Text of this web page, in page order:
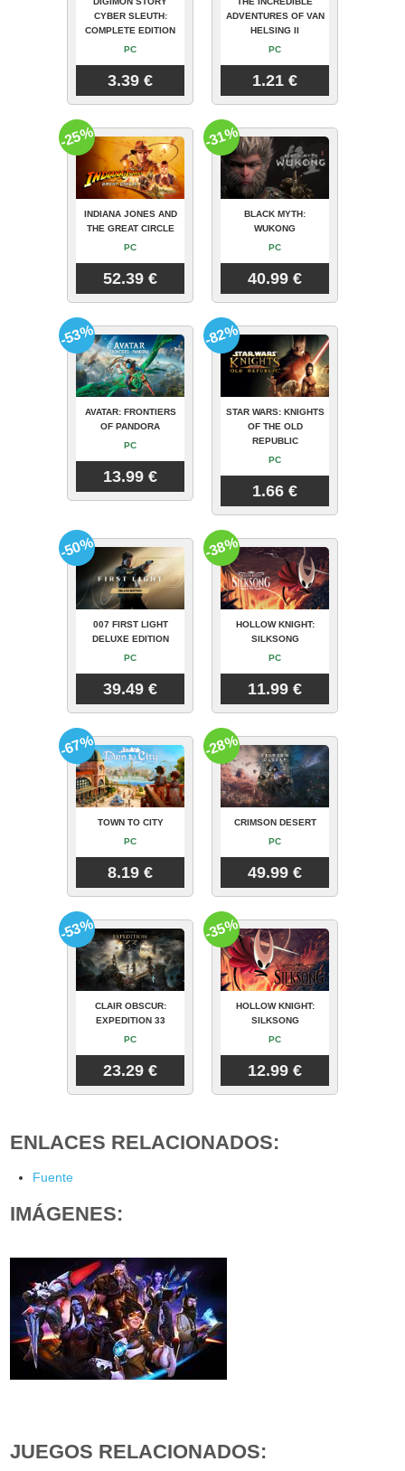
CYBER SLEUTH:
COMPLETE EDITION
PC
3.39 €
ADVENTURES OF VAN
HELSING II
PC
1.21 €
INDIANA JONES AND
THE GREAT CIRCLE
PC
52.39 €
-25%
BLACK MYTH:
WUKONG
PC
40.99 €
-31%
AVATAR: FRONTIERS
OF PANDORA
PC
13.99 €
-53%
STAR WARS: KNIGHTS
OF THE OLD
REPUBLIC
PC
1.66 €
-82%
007 FIRST LIGHT
DELUXE EDITION
PC
39.49 €
-50%
HOLLOW KNIGHT:
SILKSONG
PC
11.99 €
-38%
TOWN TO CITY
PC
8.19 €
-67%
CRIMSON DESERT
PC
49.99 €
-28%
CLAIR OBSCUR:
EXPEDITION 33
PC
23.29 €
-53%
HOLLOW KNIGHT:
SILKSONG
PC
12.99 €
-35%
ENLACES RELACIONADOS:
Fuente
IMÁGENES:
JUEGOS RELACIONADOS: